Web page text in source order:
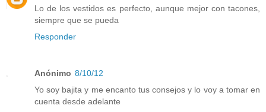
Lo de los vestidos es perfecto, aunque mejor con tacones,
siempre que se pueda
Responder
Anónimo 8/10/12
Yo soy bajita y me encanto tus consejos y lo voy a tomar en
cuenta desde adelante